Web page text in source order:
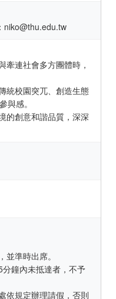
niko@thu.edu.tw
牽連社會多方團體時，
統校園突兀、創造生態
與感。
的創意和諧品質，深深
準時出席。
鐘內未抵達者，不予
依規定辦理請假，否則